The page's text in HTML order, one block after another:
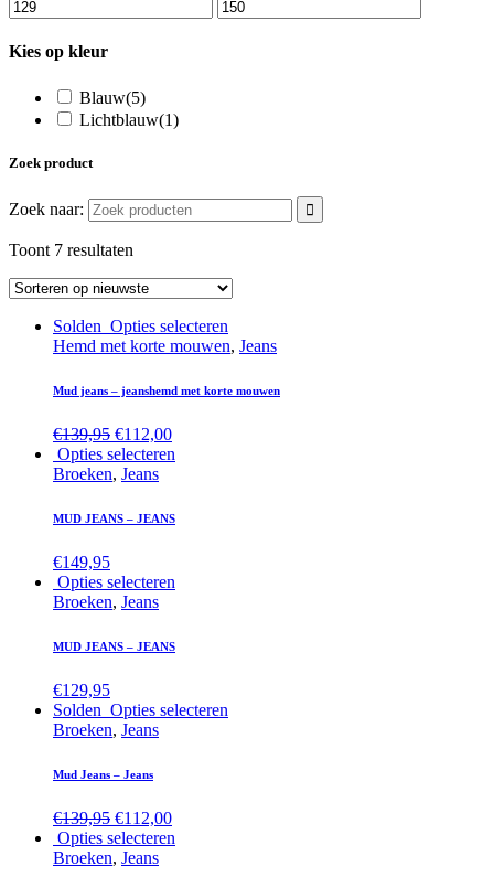
Kies op kleur
Blauw(5)
Lichtblauw(1)
Zoek product
Zoek naar:
Toont 7 resultaten
Solden Opties selecteren
Hemd met korte mouwen, Jeans
Mud jeans – jeanshemd met korte mouwen
€139,95 €112,00
Opties selecteren
Broeken, Jeans
MUD JEANS – JEANS
€149,95
Opties selecteren
Broeken, Jeans
MUD JEANS – JEANS
€129,95
Solden Opties selecteren
Broeken, Jeans
Mud Jeans – Jeans
€139,95 €112,00
Opties selecteren
Broeken, Jeans